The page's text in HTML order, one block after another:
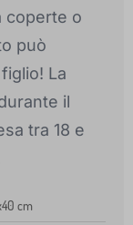
coperte o
può
La
il
tra 18 e
cm